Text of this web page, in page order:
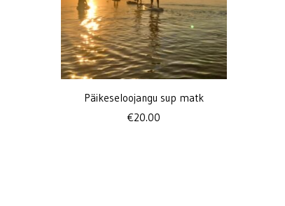
Päikeseloojangu sup matk
€20.00